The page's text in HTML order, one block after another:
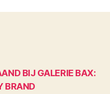
BIJ GALERIE BAX:
BRAND